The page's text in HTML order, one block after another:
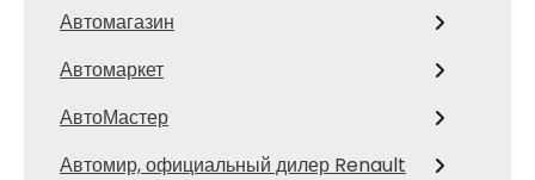
Автомагазин
Автомаркет
АвтоМастер
Автомир, официальный дилер Renault